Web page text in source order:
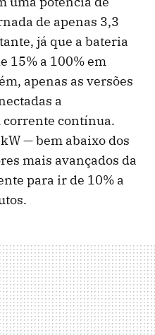
de apenas 3,3
já que a bateria
15% a 100% em
apenas as versões
a
corrente contínua.
— bem abaixo dos
mais avançados da
para ir de 10% a